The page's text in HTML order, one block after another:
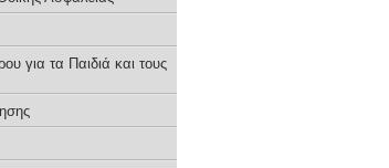
για τα Παιδιά και τους